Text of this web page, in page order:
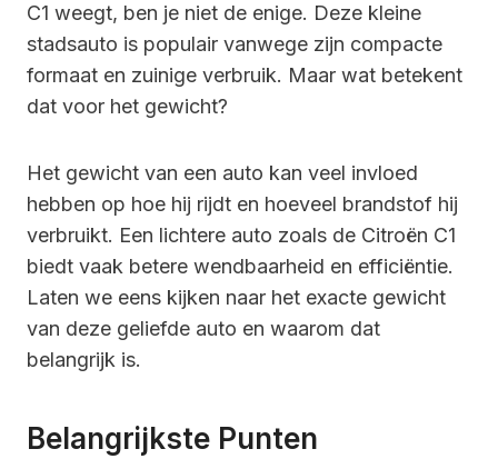
C1 weegt, ben je niet de enige. Deze kleine
stadsauto is populair vanwege zijn compacte
formaat en zuinige verbruik. Maar wat betekent
dat voor het gewicht?
Het gewicht van een auto kan veel invloed
hebben op hoe hij rijdt en hoeveel brandstof hij
verbruikt. Een lichtere auto zoals de Citroën C1
biedt vaak betere wendbaarheid en efficiëntie.
Laten we eens kijken naar het exacte gewicht
van deze geliefde auto en waarom dat
belangrijk is.
Belangrijkste Punten